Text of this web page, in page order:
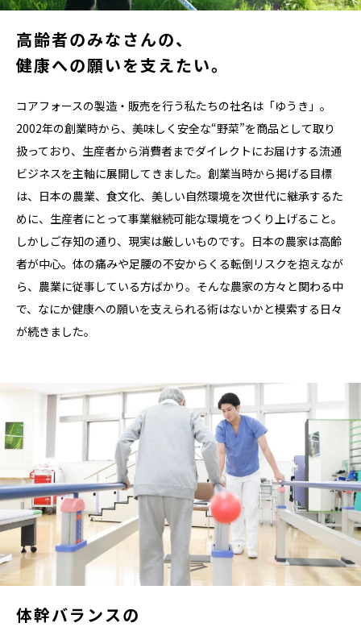
高齢者のみなさんの、
健康への願いを支えたい。
コアフォースの製造・販売を行う私たちの社名は「ゆうき」。
2002年の創業時から、美味しく安全な“野菜”を商品として取り
扱っており、生産者から消費者までダイレクトにお届けする流通
ビジネスを主軸に展開してきました。創業当時から掲げる目標
は、日本の農業、食文化、美しい自然環境を次世代に継承するた
めに、生産者にとって事業継続可能な環境をつくり上げること。
しかしご存知の通り、現実は厳しいものです。日本の農家は高齢
者が中心。体の痛みや足腰の不安からくる転倒リスクを抱えなが
ら、農業に従事している方ばかり。そんな農家の方々と関わる中
で、なにか健康への願いを支えられる術はないかと模索する日々
が続きました。
体幹バランスの